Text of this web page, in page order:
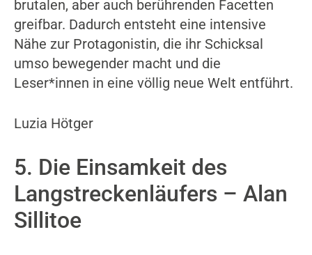
brutalen, aber auch berührenden Facetten
greifbar. Dadurch entsteht eine intensive
Nähe zur Protagonistin, die ihr Schicksal
umso bewegender macht und die
Leser*innen in eine völlig neue Welt entführt.
Luzia Hötger
5. Die Einsamkeit des
Langstreckenläufers – Alan
Sillitoe